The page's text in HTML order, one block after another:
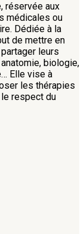
réservée aux
médicales ou
Dédiée à la
de mettre en
leurs
biologie,
Elle vise à
les thérapies
respect du